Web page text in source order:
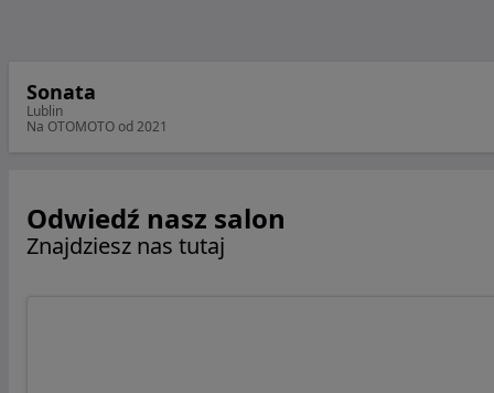
Sonata
Lublin
Na OTOMOTO od 2021
Odwiedź nasz salon
Znajdziesz nas tutaj